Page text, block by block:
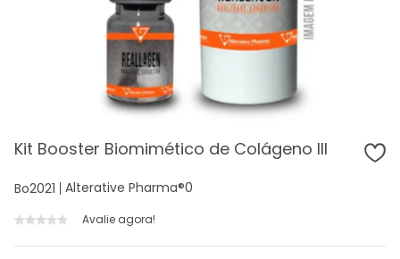
Kit Booster Biomimético de Colágeno III
Bo2021 Alterative Pharma®0
Avalie agora!